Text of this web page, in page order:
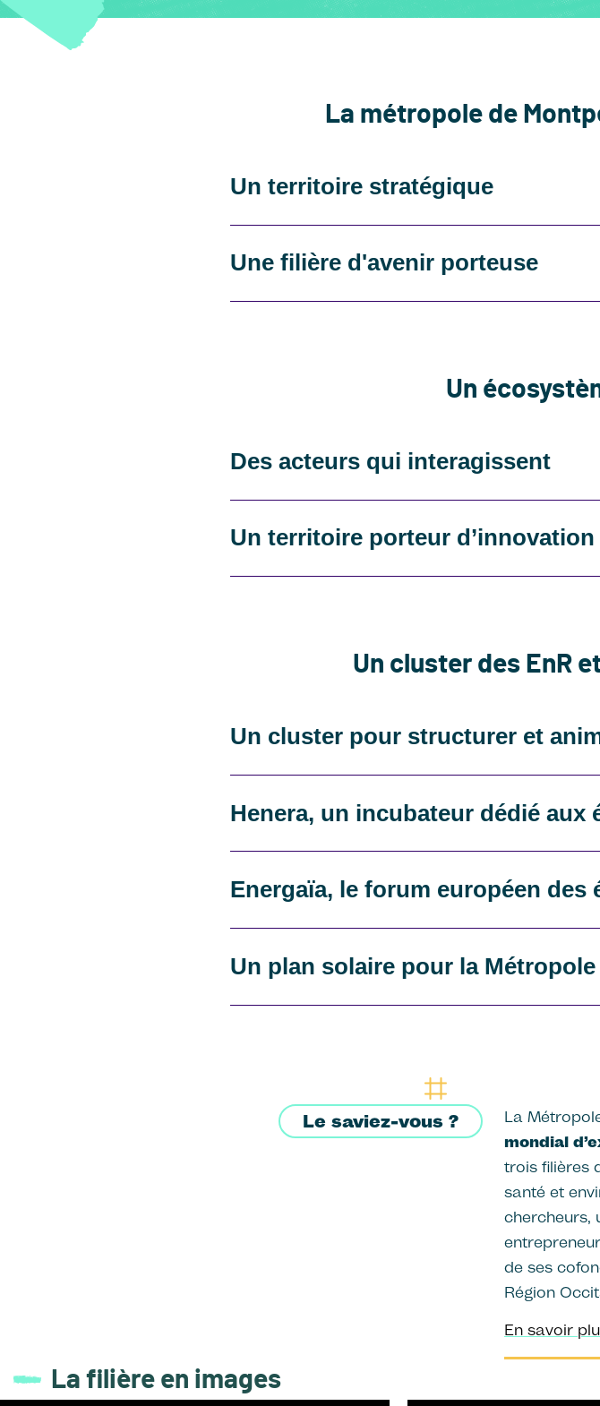
La métropole de
Un territoire stratégique
Une filière d'avenir porteuse
Un
Des acteurs qui interagissent
Un territoire porteur d’innovation
Un cluster des EnR
Un cluster pour structurer et
Henera, un incubateur dédié aux
Energaïa, le forum européen des
Un plan solaire pour la
Le saviez-vous ? La
mondial
trois filières
santé et
chercheurs,
de ses
Région
En savoir
La filière en images